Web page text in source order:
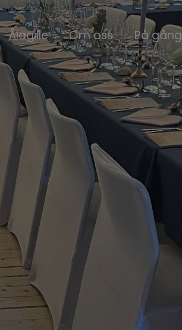
Ålagille Om oss På gång